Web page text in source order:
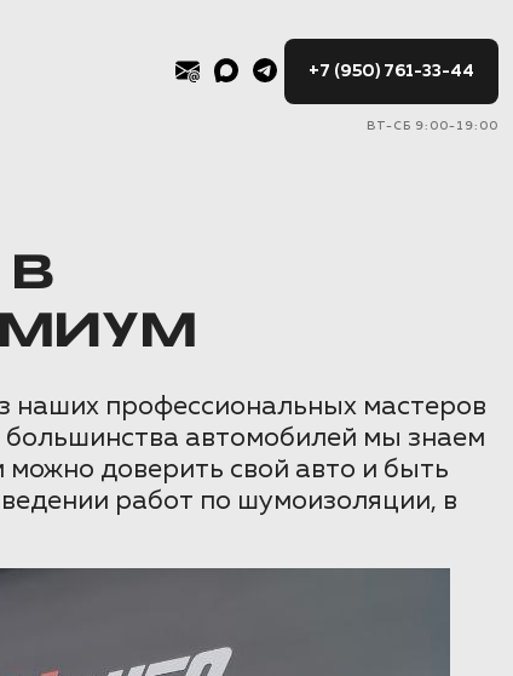
+7 (950) 761-33-44
ВТ-СБ 9:00-19:00
В
наших профессиональных мастеров
автомобилей мы знаем
можно доверить свой авто и быть
работ по шумоизоляции, в